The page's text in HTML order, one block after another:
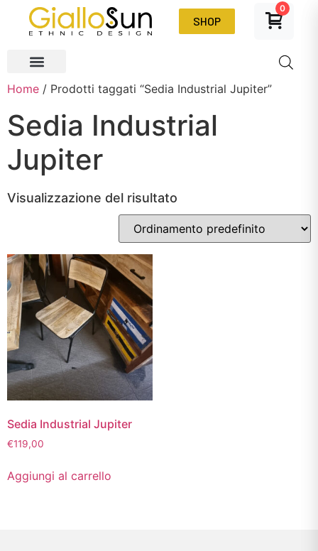
SHOP
0
Home / Prodotti taggati “Sedia Industrial Jupiter”
Sedia Industrial
Jupiter
Visualizzazione del risultato
Sedia Industrial Jupiter
€119,00
Aggiungi al carrello